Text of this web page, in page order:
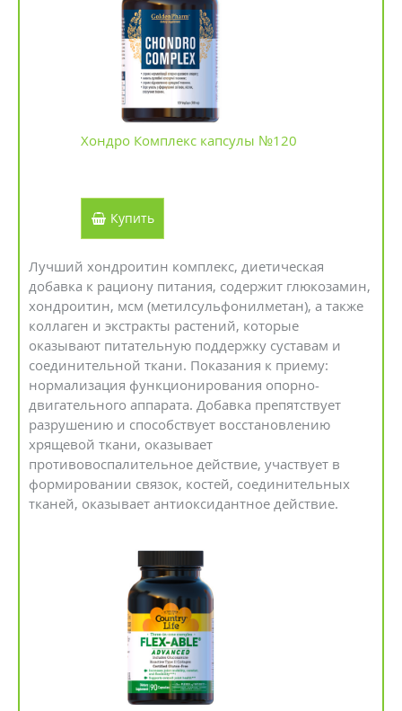
Хондро Комплекс капсулы №120
Купить
Лучший хондроитин комплекс, диетическая
добавка к рациону питания, содержит глюкозамин,
хондроитин, мсм (метилсульфонилметан), а также
коллаген и экстракты растений, которые
оказывают питательную поддержку суставам и
соединительной ткани. Показания к приему:
нормализация функционирования опорно-
двигательного аппарата. Добавка препятствует
разрушению и способствует восстановлению
хрящевой ткани, оказывает
противовоспалительное действие, участвует в
формировании связок, костей, соединительных
тканей, оказывает антиоксидантное действие.